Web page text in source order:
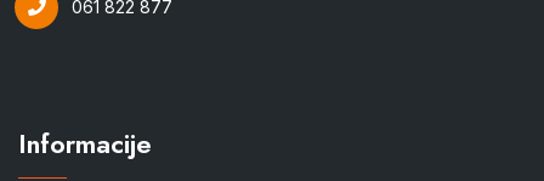
061 822 877
Informacije